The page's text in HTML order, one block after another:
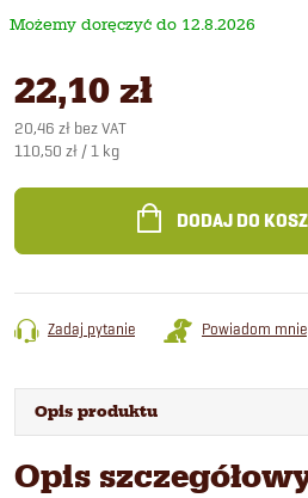
12.8.2026
22,10 zł
20,46 zł bez VAT
Cena
110,50 zł / 1 kg
DODAJ DO
Zadaj pytanie Powiadom mnie
Opis produktu
Opis